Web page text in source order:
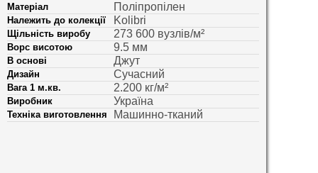
Матеріал Поліпропілен
Належить до колекції Kolibri
Щільність виробу 273 600 вузлів/м²
Ворс висотою 9.5 мм
В основі Джут
Дизайн Сучасний
Вага 1 м.кв. 2.200 кг/м²
Виробник Україна
Техніка виготовлення Машинно-тканий